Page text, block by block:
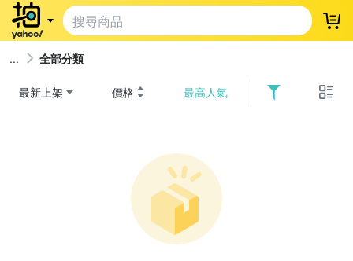
登
全部分類
最新上架 價格 最高人氣